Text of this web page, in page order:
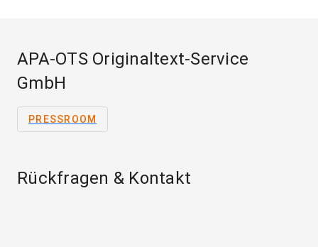
APA-OTS Originaltext-Service
GmbH
PRESSROOM
Rückfragen & Kontakt